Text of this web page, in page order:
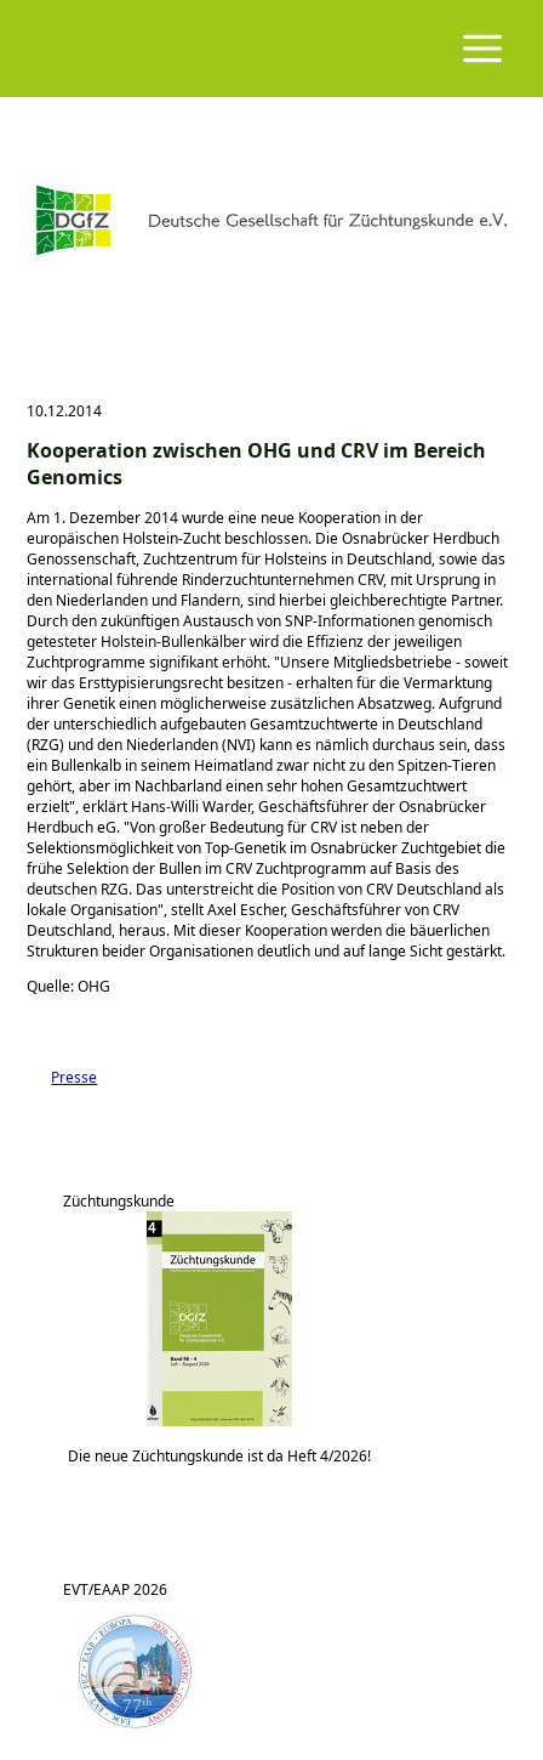
10.12.2014
Kooperation zwischen OHG und CRV im Bereich
Genomics
Am 1. Dezember 2014 wurde eine neue Kooperation in der
europäischen Holstein-Zucht beschlossen. Die Osnabrücker Herdbuch
Genossenschaft, Zuchtzentrum für Holsteins in Deutschland, sowie das
international führende Rinderzuchtunternehmen CRV, mit Ursprung in
den Niederlanden und Flandern, sind hierbei gleichberechtigte Partner.
Durch den zukünftigen Austausch von SNP-Informationen genomisch
getesteter Holstein-Bullenkälber wird die Effizienz der jeweiligen
Zuchtprogramme signifikant erhöht. Unsere Mitgliedsbetriebe - soweit
wir das Ersttypisierungsrecht besitzen - erhalten für die Vermarktung
ihrer Genetik einen möglicherweise zusätzlichen Absatzweg. Aufgrund
der unterschiedlich aufgebauten Gesamtzuchtwerte in Deutschland
(RZG) und den Niederlanden (NVI) kann es nämlich durchaus sein, dass
ein Bullenkalb in seinem Heimatland zwar nicht zu den Spitzen-Tieren
gehört, aber im Nachbarland einen sehr hohen Gesamtzuchtwert
erzielt , erklärt Hans-Willi Warder, Geschäftsführer der Osnabrücker
Herdbuch eG. Von großer Bedeutung für CRV ist neben der
Selektionsmöglichkeit von Top-Genetik im Osnabrücker Zuchtgebiet die
frühe Selektion der Bullen im CRV Zuchtprogramm auf Basis des
deutschen RZG. Das unterstreicht die Position von CRV Deutschland als
lokale Organisation , stellt Axel Escher, Geschäftsführer von CRV
Deutschland, heraus. Mit dieser Kooperation werden die bäuerlichen
Strukturen beider Organisationen deutlich und auf lange Sicht gestärkt.
Quelle: OHG
Presse
Züchtungskunde
Die neue Züchtungskunde ist da Heft 4/2026!
EVT/EAAP 2026